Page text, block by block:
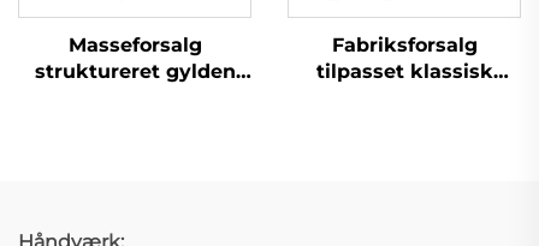
Masseforsalg
struktureret gylden
Fabriksforsalg
tilpasset klassisk